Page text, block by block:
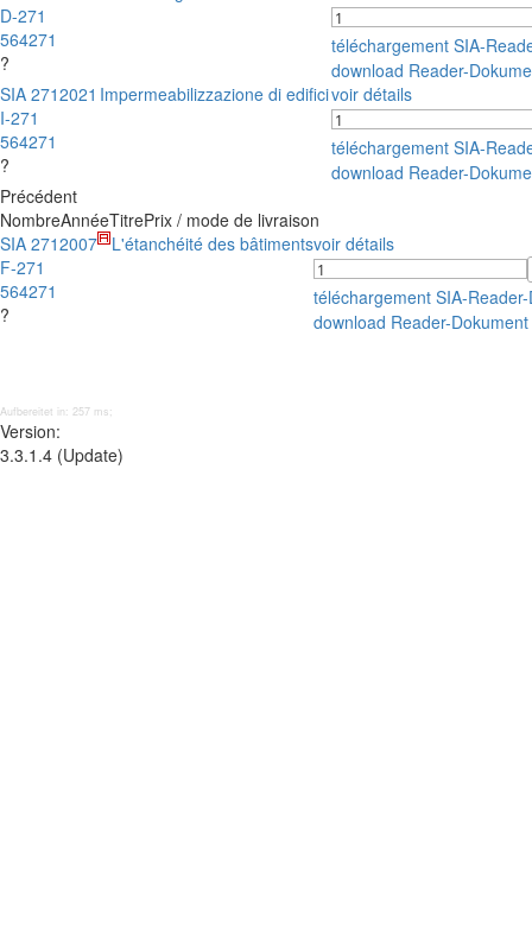
D-271
564271
?
téléchargement SIA-
download Reader-
SIA 271
I-271
564271
?
2021 Impermeabilizzazione di edificivoir détails
téléchargement SIA-
download Reader-
Précédent
NombreAnnéeTitrePrix / mode de livraison
SIA 271
F-271
564271
?
2007 L'étanchéité des bâtimentsvoir détails
téléchargement SIA-
download Reader-
Aufbereitet in: 257 ms;
Version:
3.3.1.4 (Update)